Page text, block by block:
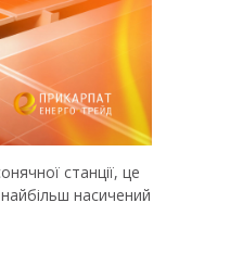
станції, це
насичений